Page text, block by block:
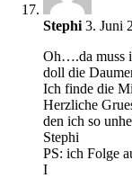
Stephi 3. Juni
Oh….da muss
doll die
Ich finde die
Herzliche
den ich so
Stephi
PS: ich Folge
I